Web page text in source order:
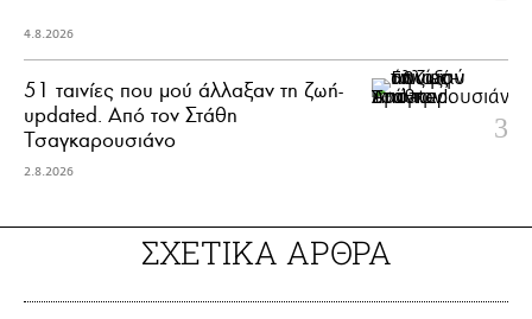
4.8.2026
51 ταινίες που μού άλλαξαν τη ζωή-
updated. Aπό τον Στάθη
Τσαγκαρουσιάνο
2.8.2026
ΣΧΕΤΙΚΑ ΑΡΘΡΑ